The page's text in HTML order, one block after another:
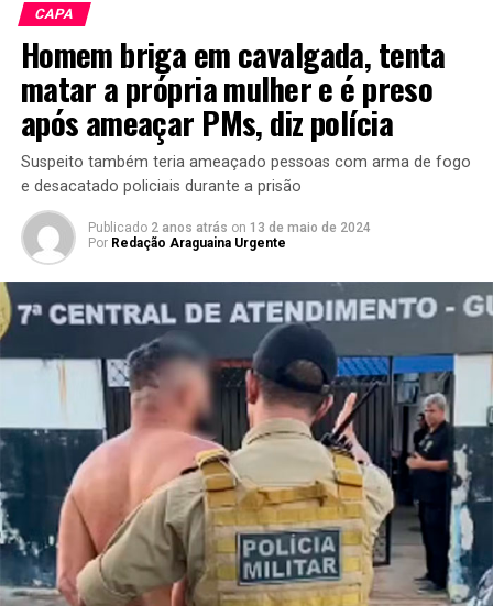
CAPA
Homem briga em cavalgada, tenta
matar a própria mulher e é preso
após ameaçar PMs, diz polícia
Suspeito também teria ameaçado pessoas com arma de fogo
e desacatado policiais durante a prisão
Publicado 2 anos atrás on 13 de maio de 2024
Por Redação Araguaina Urgente